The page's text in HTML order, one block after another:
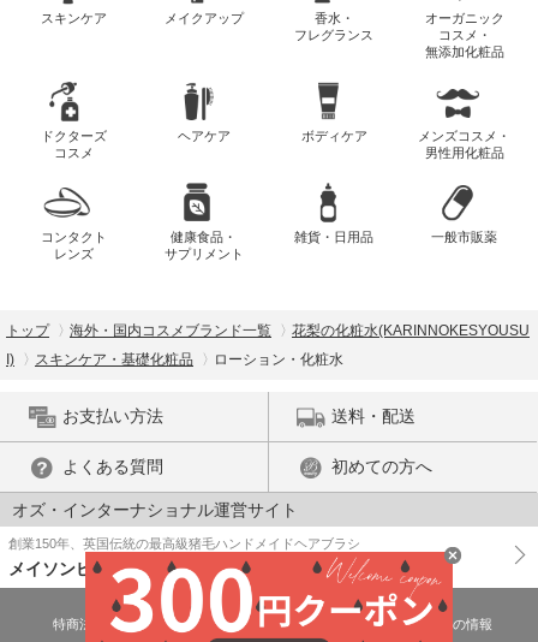
スキンケア メイクアップ
香水・
フレグランス
オーガニック
コスメ・
無添加化粧品
ドクターズ
コスメ
ヘアケア ボディケア
メンズコスメ・
男性用化粧品
コンタクト
レンズ
健康食品・
サプリメント
雑貨・日用品 一般市販薬
トップ 海外・国内コスメブランド一覧
花梨の化粧水(KARINNOKESYOUSU
I)
スキンケア・基礎化粧品 ローション・化粧水
お支払い方法 送料・配送
よくある質問 初めての方へ
オズ・インターナショナル運営サイト
創業150年、英国伝統の最高級猪毛ハンドメイドヘアブラシ
メイソンピアソン
特商法に基づく表示 プライバシーポリシー
医薬品販売許可証の情報